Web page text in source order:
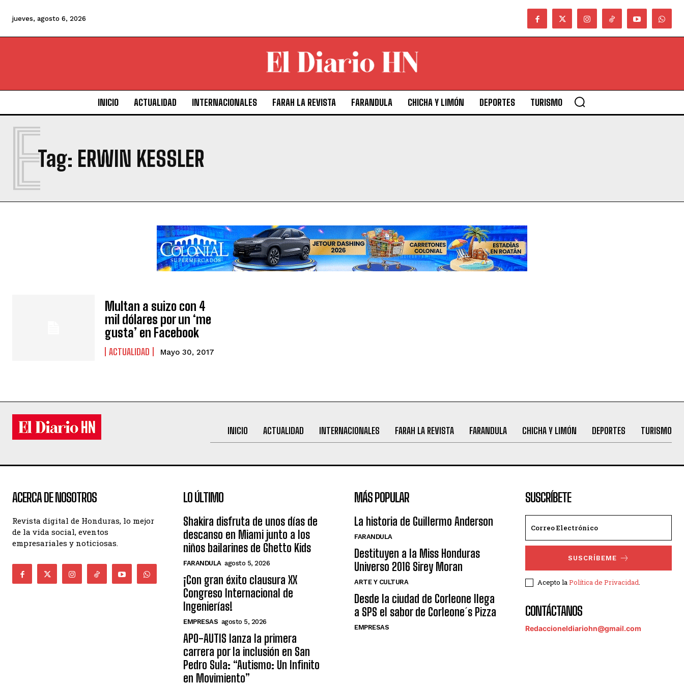
jueves, agosto 6, 2026
INICIO ACTUALIDAD INTERNACIONALES FARAH LA REVISTA FARANDULA CHICHA Y LIMÓN DEPORTES TURISMO
Tag: ERWIN KESSLER
E
Multan a suizo con 4
mil dólares por un ‘me
gusta’ en Facebook
ACTUALIDAD Mayo 30, 2017
INICIO ACTUALIDAD INTERNACIONALES FARAH LA REVISTA FARANDULA CHICHA Y LIMÓN DEPORTES TURISMO
ACERCA DE NOSOTROS
Revista digital de Honduras, lo mejor
de la vida social, eventos
empresariales y noticiosas.
LO ÚLTIMO
Shakira disfruta de unos días de
descanso en Miami junto a los
niños bailarines de Ghetto Kids
FARANDULA agosto 5, 2026
¡Con gran éxito clausura XX
Congreso Internacional de
Ingenierías!
EMPRESAS agosto 5, 2026
APO-AUTIS lanza la primera
carrera por la inclusión en San
Pedro Sula: “Autismo: Un Infinito
en Movimiento”
MÁS POPULAR
La historia de Guillermo Anderson
FARANDULA
Destituyen a la Miss Honduras
Universo 2016 Sirey Moran
ARTE Y CULTURA
Desde la ciudad de Corleone llega
a SPS el sabor de Corleone´s Pizza
EMPRESAS
SUSCRÍBETE
SUSCRÍBEME
Acepto laPolítica de Privacidad.
CONTÁCTANOS
Redaccioneldiariohn@gmail.com